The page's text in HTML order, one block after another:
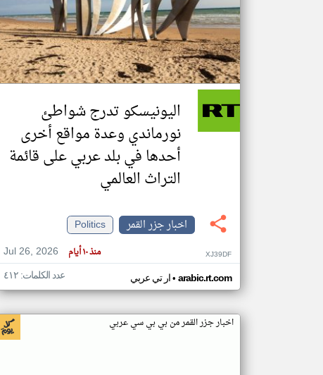
اليونيسكو تدرج شواطئ
نورماندي وعدة مواقع أخرى
أحدها في بلد عربي على قائمة
التراث العالمي
اخبار جزر القمر
Politics
Jul 26, 2026
منذ ١٠ أيام XJ39DF
ار تي عربي• arabic.rt.com عدد الكلمات: ٤١٢
اخبار جزر القمر من بي بي سي عربي